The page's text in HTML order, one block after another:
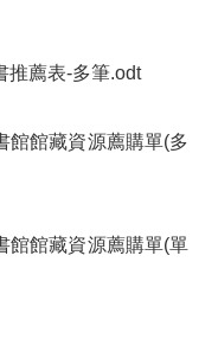
推薦表-多筆.odt
館館藏資源薦購單(多
館館藏資源薦購單(單